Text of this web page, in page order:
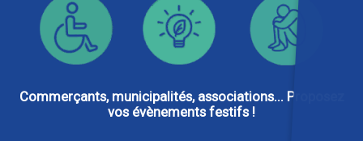
Commerçants, municipalités, associations... Proposez
vos évènements festifs !